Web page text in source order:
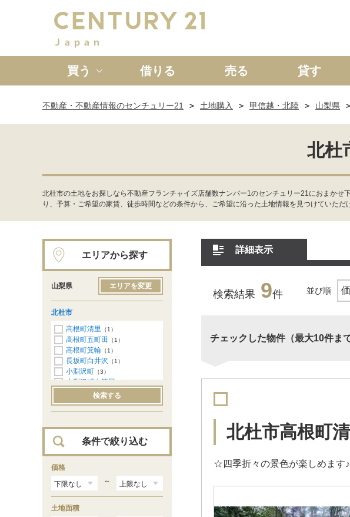
買う
新築一戸建て 中古一戸建て マンシ
借りる 売る 貸す
不動産・不動産情報のセンチュリー21 土地購入 甲信越・北陸 山梨県
北杜
北杜市の土地をお探しなら不動産フランチャイズ店舗数ナンバー1のセンチュリー21におまか
り、予算・ご希望の家賃、徒歩時間などの条件から、ご希望に沿った土地情報を見つけていた
詳細表示
検索結果 9件 並び順
チェックした物件（最大10件ま
北杜市高根町
☆四季折々の景色が楽しめます
エリアから探す
山梨県 エリアを変更
北杜市
高根町清里 （1）
高根町五町田 （1）
高根町箕輪 （1）
長坂町白井沢 （1）
小淵沢町 （3）
小淵沢町上笹尾
検索する
条件で絞り込む
価格
～
土地面積